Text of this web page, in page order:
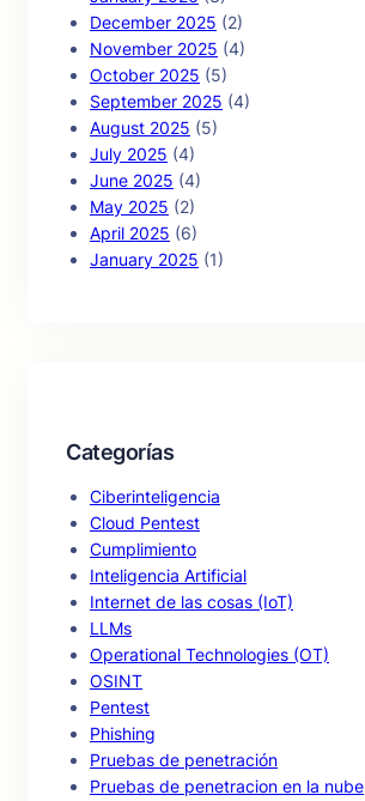
December 2025 (2)
November 2025 (4)
October 2025 (5)
September 2025 (4)
August 2025 (5)
July 2025 (4)
June 2025 (4)
May 2025 (2)
April 2025 (6)
January 2025 (1)
Categorías
Ciberinteligencia
Cloud Pentest
Cumplimiento
Inteligencia Artificial
Internet de las cosas (IoT)
LLMs
Operational Technologies (OT)
OSINT
Pentest
Phishing
Pruebas de penetración
Pruebas de penetracion en la nube